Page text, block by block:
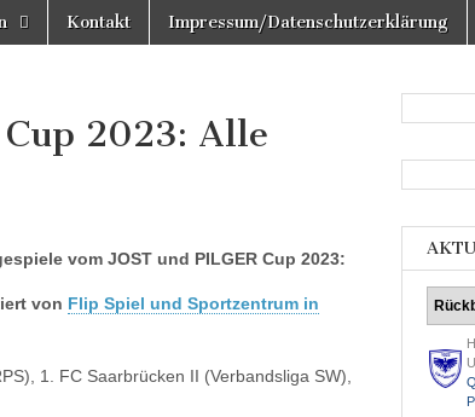
Kontakt Impressum/Datenschutzerklärung
Cup 2023: Alle
vom JOST und PILGER Cup 2023:
von Flip Spiel und Sportzentrum in
1. FC Saarbrücken II (Verbandsliga SW),